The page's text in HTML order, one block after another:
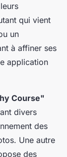
qui vient
un
à affiner ses
application
Course"
divers
des
Une autre
des